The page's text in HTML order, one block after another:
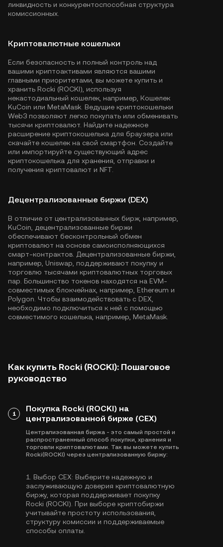
ликвидность и конкурентоспособная структура
комиссионных.
Криптовалютные кошельки
Если безопасность и полный контроль над
вашими криптоактивами являются вашими
главными приоритетами, вы можете купить и
хранить Rocki (ROCKI), используя
некастодиальный кошелек, например, Кошелек
KuCoin или MetaMask. Ведущие криптокошельки
Web3 позволяют легко покупать или обменивать
тысячи криптовалют. Найдите надежное
расширение криптокошелька для браузера или
скачайте кошелек на свой смартфон. Создайте
или импортируйте существующий адрес
криптокошелька для хранения, отправки и
получения криптовалют и NFT.
Децентрализованные биржи (DEX)
В отличие от централизованных бирж, например,
KuCoin, децентрализованные биржи
обеспечивают бесконтрольный обмен
криптовалют на основе самоисполняющихся
смарт-контрактов. Децентрализованные биржи,
например, Uniswap, поддерживают покупку и
торговлю тысячами криптовалютных торговых
пар. Большинство токенов находятся на EVM-
совместимых блокчейнах, например, Ethereum и
Polygon . Чтобы взаимодействовать с DEX,
необходимо подключиться к ней с помощью
совместимого кошелька, например, MetaMask.
Как купить Rocki (ROCKI): Пошаговое
руководство
1
Покупка Rocki (ROCKI) на
централизованной бирже (CEX)
Централизованная биржа - это самый простой и
распространенный способ покупки, хранения и
торговли криптовалютами. Так вы можете купить
Rocki(ROCKI) через централизованную биржу:
1. Выбор CEX: Выберите надежную и
заслуживающую доверия криптовалютную
биржу, которая поддерживает покупку
Rocki (ROCKI). При выборе криптобиржи
учитывайте простоту использования,
структуру комиссии и поддерживаемые
способы оплаты.